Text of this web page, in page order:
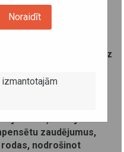
starppilsētu maršrutu
miljoni pasažieru, kas
bet, neskatoties uz
reģionālā maršrutu
sastādot gandrīz
pērn pirmo reizi pēc
iekļauties
77,59 miljonu
zaudējumus,
nodrošinot
Noraidīt